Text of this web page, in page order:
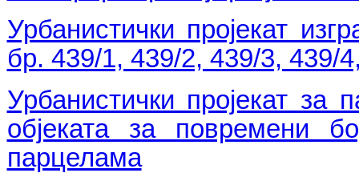
Урбанистички пројекат
бр. 439/1, 439/2, 439/3,
Урбанистички пројекат за
објеката за повремени
парцелама